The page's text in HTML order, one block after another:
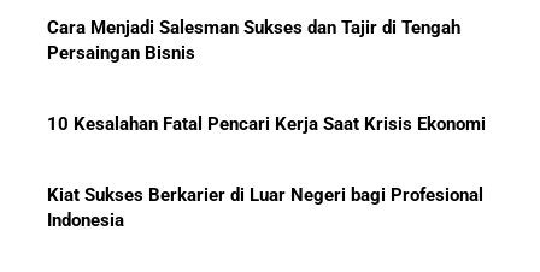
Cara Menjadi Salesman Sukses dan Tajir di Tengah
Persaingan Bisnis
10 Kesalahan Fatal Pencari Kerja Saat Krisis Ekonomi
Kiat Sukses Berkarier di Luar Negeri bagi Profesional
Indonesia